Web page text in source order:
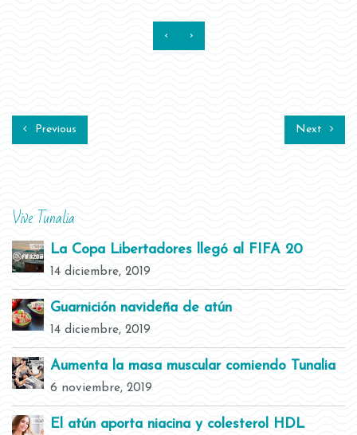
‹ ›
Previous Next
Vive Tunalia
La Copa Libertadores llegó al FIFA 20
14 diciembre, 2019
Guarnición navideña de atún
14 diciembre, 2019
Aumenta la masa muscular comiendo Tunalia
6 noviembre, 2019
El atún aporta niacina y colesterol HDL